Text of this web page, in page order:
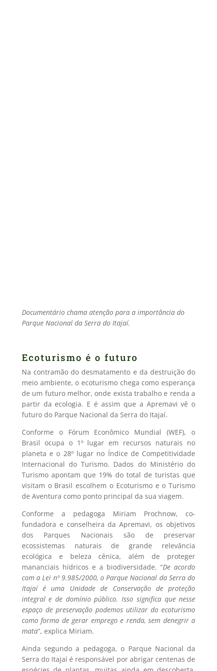
Documentário chama atenção para a importância do
Parque Nacional da Serra do Itajaí.
Ecoturismo é o futuro
Na contramão do desmatamento e da destruição do
meio ambiente, o ecoturismo chega como esperança
de um futuro melhor, onde exista trabalho e renda a
partir da ecologia. E é assim que a Apremavi vê o
futuro do Parque Nacional da Serra do Itajaí.
Conforme o Fórum Econômico Mundial (WEF), o
Brasil ocupa o 1º lugar em recursos naturais no
planeta e o 28º lugar no Índice de Competitividade
Internacional do Turismo. Dados do Ministério do
Turismo apontam que 19% do total de turistas que
visitam o Brasil escolhem o Ecoturismo e o Turismo
de Aventura como ponto principal da sua viagem.
Conforme a pedagoga Miriam Prochnow, co-
fundadora e conselheira da Apremavi, os objetivos
dos Parques Nacionais são de preservar
ecossistemas naturais de grande relevância
ecológica e beleza cênica, além de proteger
mananciais hídricos e a biodiversidade. “De acordo
com a Lei nº 9.985/2000, o Parque Nacional da Serra do
Itajaí é uma Unidade de Conservação de proteção
integral e de domínio público. Isso significa que nesse
espaço de preservação podemos utilizar do ecoturismo
como forma de gerar emprego e renda, sem denegrir a
mata”, explica Miriam.
Ainda segundo a pedagoga, o Parque Nacional da
Serra do Itajaí é responsável por abrigar centenas de